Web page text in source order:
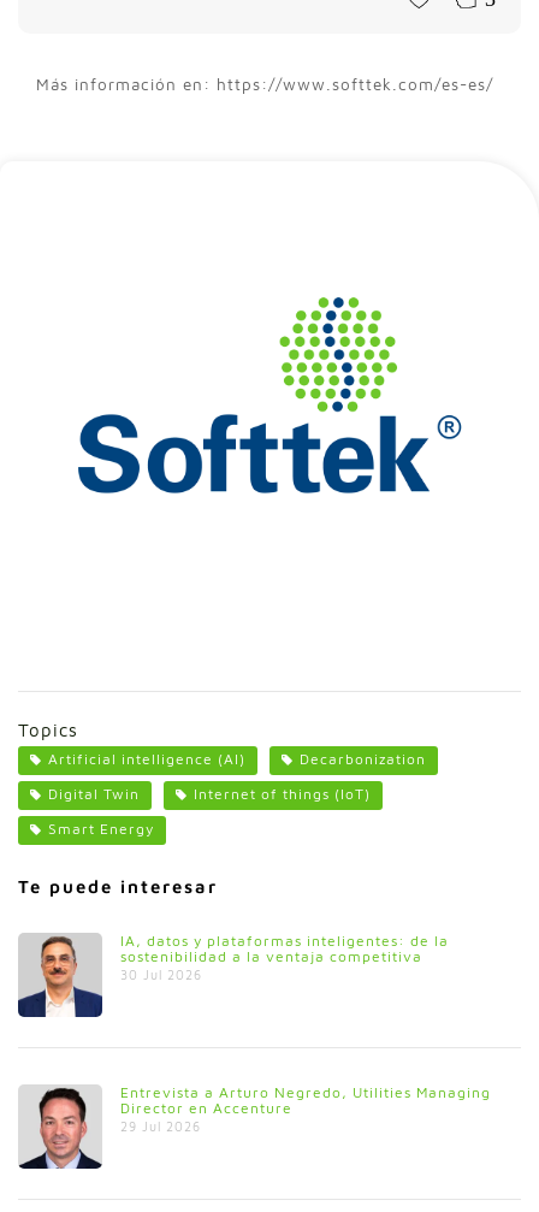
Más información en: https://www.softtek.com/es-es/
Topics
Artificial intelligence (AI)
Decarbonization
Digital Twin
Internet of things (IoT)
Smart Energy
Te puede interesar
IA, datos y plataformas inteligentes: de la
sostenibilidad a la ventaja competitiva
30 Jul 2026
Entrevista a Arturo Negredo, Utilities Managing
Director en Accenture
29 Jul 2026